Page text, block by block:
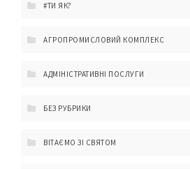
#ТИ ЯК?
АГРОПРОМИСЛОВИЙ КОМПЛЕКС
АДМІНІСТРАТИВНІ ПОСЛУГИ
БЕЗ РУБРИКИ
ВІТАЄМО ЗІ СВЯТОМ